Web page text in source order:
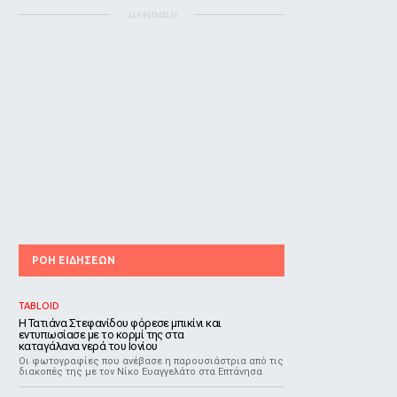
ΔΙΑΦΗΜΙΣΗ
ΡΟΗ ΕΙΔΗΣΕΩΝ
TABLOID
Η Τατιάνα Στεφανίδου φόρεσε μπικίνι και
εντυπωσίασε με το κορμί της στα
καταγάλανα νερά του Ιονίου
Οι φωτογραφίες που ανέβασε η παρουσιάστρια από τις
διακοπές της με τον Νίκο Ευαγγελάτο στα Επτάνησα